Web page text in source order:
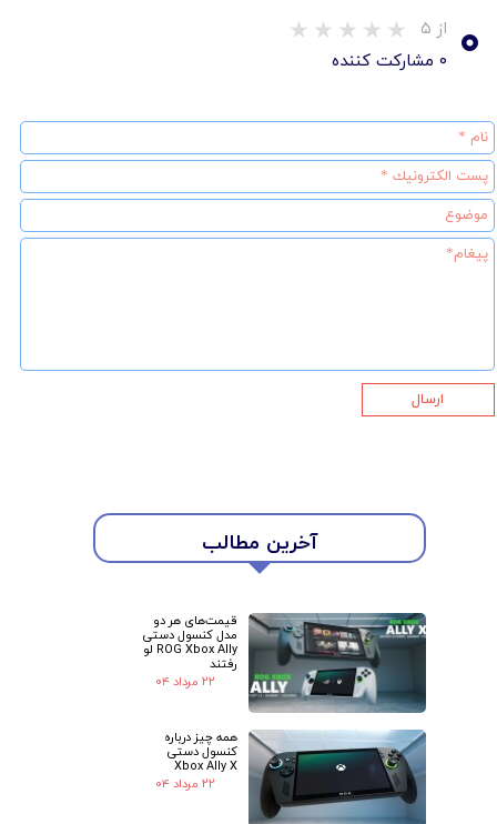
۰ از ۵
★★
۰ مشارکت کننده
آخرین مطالب
قیمت‌های هر دو
مدل کنسول دستی
ROG Xbox Ally لو
رفتند
۲۲ مرداد ۰۴
همه چیز درباره
کنسول دستی
Xbox Ally X
۲۲ مرداد ۰۴
ارسال